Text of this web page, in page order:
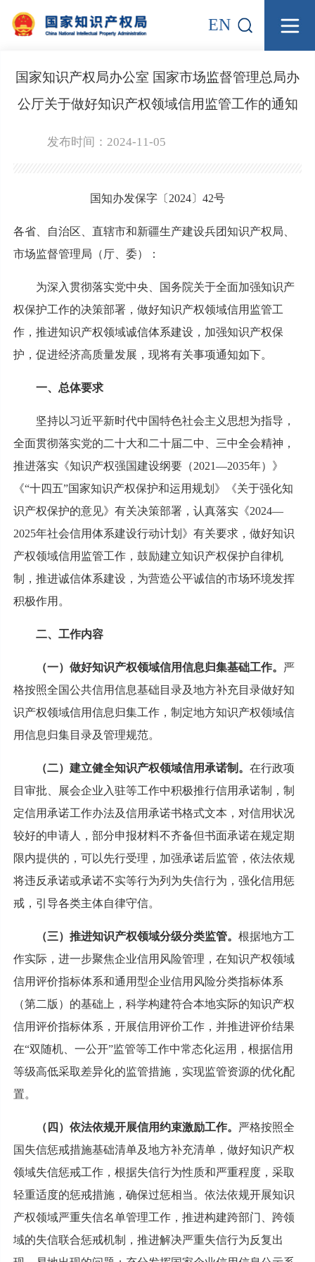
EN
国家知识产权局办公室 国家市场监督管理总局办
公厅关于做好知识产权领域信用监管工作的通知
发布时间：2024-11-05
国知办发保字〔2024〕42号
各省、自治区、直辖市和新疆生产建设兵团知识产权局、
市场监督管理局（厅、委）：
为深入贯彻落实党中央、国务院关于全面加强知识产
权保护工作的决策部署，做好知识产权领域信用监管工
作，推进知识产权领域诚信体系建设，加强知识产权保
护，促进经济高质量发展，现将有关事项通知如下。
一、总体要求
坚持以习近平新时代中国特色社会主义思想为指导，
全面贯彻落实党的二十大和二十届二中、三中全会精神，
推进落实《知识产权强国建设纲要（2021—2035年）》
《“十四五”国家知识产权保护和运用规划》《关于强化知
识产权保护的意见》有关决策部署，认真落实《2024—
2025年社会信用体系建设行动计划》有关要求，做好知识
产权领域信用监管工作，鼓励建立知识产权保护自律机
制，推进诚信体系建设，为营造公平诚信的市场环境发挥
积极作用。
二、工作内容
（一）做好知识产权领域信用信息归集基础工作。 严
格按照全国公共信用信息基础目录及地方补充目录做好知
识产权领域信用信息归集工作，制定地方知识产权领域信
用信息归集目录及管理规范。
（二）建立健全知识产权领域信用承诺制。 在行政项
目审批、展会企业入驻等工作中积极推行信用承诺制，制
定信用承诺工作办法及信用承诺书格式文本，对信用状况
较好的申请人，部分申报材料不齐备但书面承诺在规定期
限内提供的，可以先行受理，加强承诺后监管，依法依规
将违反承诺或承诺不实等行为列为失信行为，强化信用惩
戒，引导各类主体自律守信。
（三）推进知识产权领域分级分类监管。 根据地方工
作实际，进一步聚焦企业信用风险管理，在知识产权领域
信用评价指标体系和通用型企业信用风险分类指标体系
（第二版）的基础上，科学构建符合本地实际的知识产权
信用评价指标体系，开展信用评价工作，并推进评价结果
在“双随机、一公开”监管等工作中常态化运用，根据信用
等级高低采取差异化的监管措施，实现监管资源的优化配
置。
（四）依法依规开展信用约束激励工作。 严格按照全
国失信惩戒措施基础清单及地方补充清单，做好知识产权
领域失信惩戒工作，根据失信行为性质和严重程度，采取
轻重适度的惩戒措施，确保过惩相当。依法依规开展知识
产权领域严重失信名单管理工作，推进构建跨部门、跨领
域的失信联合惩戒机制，推进解决严重失信行为反复出